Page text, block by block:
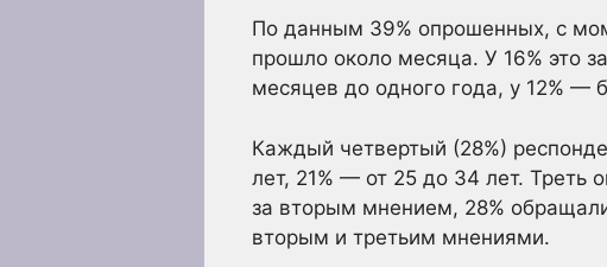
По данным 39% опрошенных, с
прошло около месяца. У 16% это
месяцев до одного года, у 12% —
Каждый четвертый (28%)
лет, 21% — от 25 до 34 лет. Треть
за вторым мнением, 28%
вторым и третьим мнениями.